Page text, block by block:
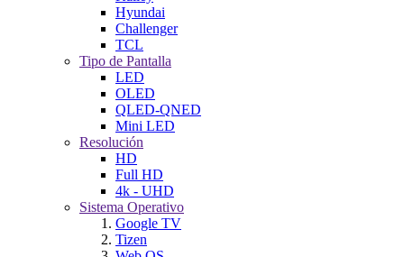
Hyundai
Challenger
TCL
Tipo de Pantalla
LED
OLED
QLED-QNED
Mini LED
Resolución
HD
Full HD
4k - UHD
Sistema Operativo
Google TV
Tizen